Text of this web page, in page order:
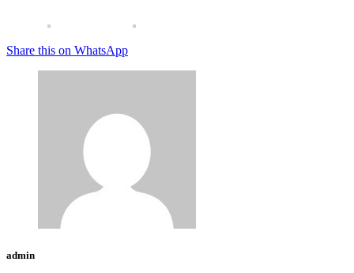
Share this on WhatsApp
admin